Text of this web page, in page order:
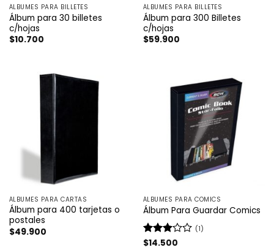
ÁLBUMES PARA BILLETES
Álbum para 30 billetes
c/hojas
$10.700
ÁLBUMES PARA BILLETES
Álbum para 300 Billetes
c/hojas
$59.900
ÁLBUMES PARA CARTAS
Álbum para 400 tarjetas o
postales
$49.900
ÁLBUMES PARA COMICS
Álbum Para Guardar Comics
Valorado
(1)
$14.500